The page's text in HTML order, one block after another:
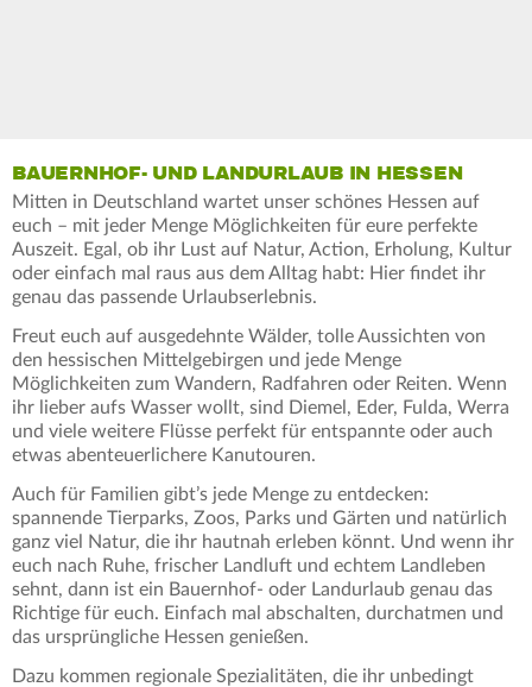
BAUERNHOF- UND LANDURLAUB IN HESSEN
Mitten in Deutschland wartet unser schönes Hessen auf
euch – mit jeder Menge Möglichkeiten für eure perfekte
Auszeit. Egal, ob ihr Lust auf Natur, Action, Erholung, Kultur
oder einfach mal raus aus dem Alltag habt: Hier findet ihr
genau das passende Urlaubserlebnis.
Freut euch auf ausgedehnte Wälder, tolle Aussichten von
den hessischen Mittelgebirgen und jede Menge
Möglichkeiten zum Wandern, Radfahren oder Reiten. Wenn
ihr lieber aufs Wasser wollt, sind Diemel, Eder, Fulda, Werra
und viele weitere Flüsse perfekt für entspannte oder auch
etwas abenteuerlichere Kanutouren.
Auch für Familien gibt’s jede Menge zu entdecken:
spannende Tierparks, Zoos, Parks und Gärten und natürlich
ganz viel Natur, die ihr hautnah erleben könnt. Und wenn ihr
euch nach Ruhe, frischer Landluft und echtem Landleben
sehnt, dann ist ein Bauernhof- oder Landurlaub genau das
Richtige für euch. Einfach mal abschalten, durchatmen und
das ursprüngliche Hessen genießen.
Dazu kommen regionale Spezialitäten, die ihr unbedingt